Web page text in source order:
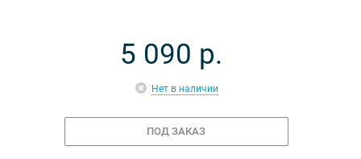
5 090 р.
Нет в наличии
ПОД ЗАКАЗ